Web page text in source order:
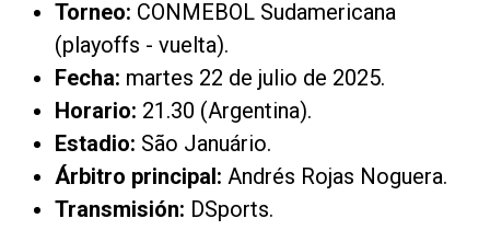
Torneo: CONMEBOL Sudamericana
(playoffs - vuelta).
Fecha: martes 22 de julio de 2025.
Horario: 21.30 (Argentina).
Estadio: São Januário.
Árbitro principal: Andrés Rojas Noguera.
Transmisión: DSports.